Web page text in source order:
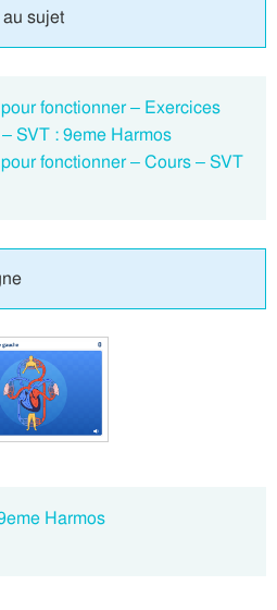
sujet
fonctionner – Exercices
SVT : 9eme Harmos
fonctionner – Cours – SVT
Harmos